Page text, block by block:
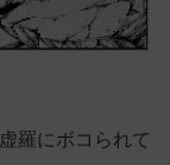
羅にボコられて